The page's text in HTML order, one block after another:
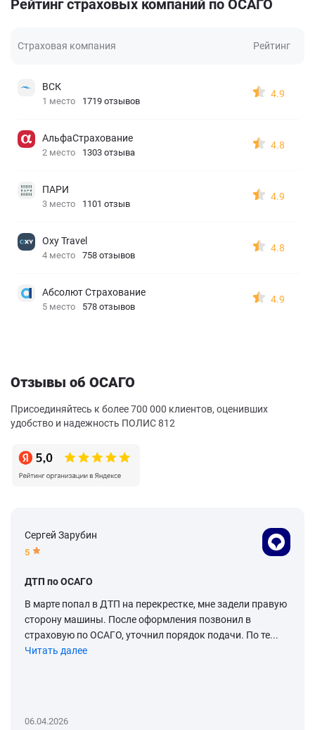
Рейтинг страховых компаний по ОСАГО
Страховая компания Рейтинг
ВСК
1 место 1719 отзывов
4.9
АльфаСтрахование
2 место 1303 отзыва
4.8
ПАРИ
3 место 1101 отзыв
4.9
Oxy Travel
4 место 758 отзывов
4.8
Абсолют Страхование
5 место 578 отзывов
4.9
Отзывы об ОСАГО
Присоединяйтесь к более 700 000 клиентов, оценивших
удобство и надежность ПОЛИС 812
Сергей Зарубин
5
ДТП по ОСАГО
В марте попал в ДТП на перекрестке, мне задели правую
сторону машины. После оформления позвонил в
страховую по ОСАГО, уточнил порядок подачи. По те...
Читать далее
06.04.2026